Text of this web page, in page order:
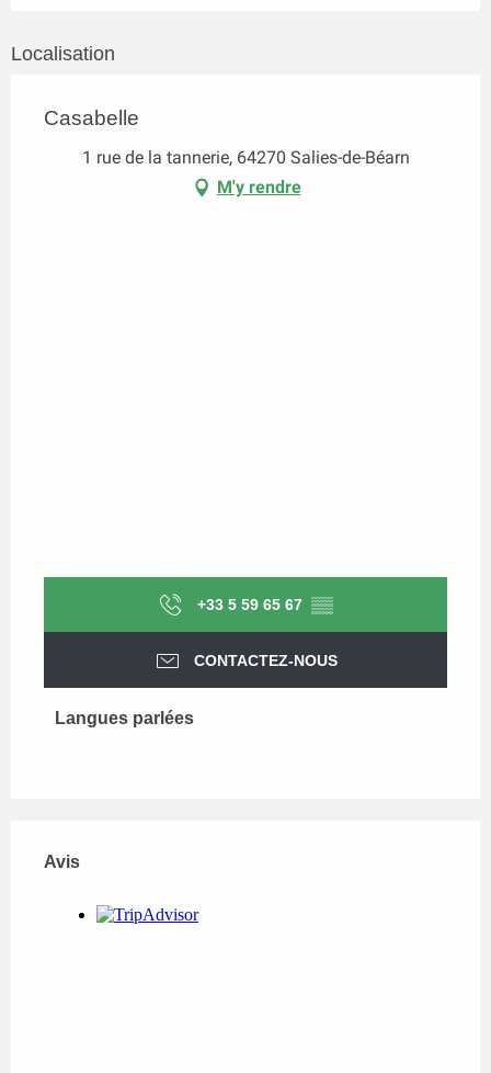
Localisation
Casabelle
1 rue de la tannerie, 64270 Salies-de-Béarn
M'y rendre
+33 5 59 65 67 ▒▒
CONTACTEZ-NOUS
Langues parlées
Langues parlées
Avis
Avis